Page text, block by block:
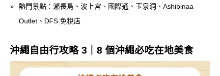
熱門景點：瀨長島、波上宮、國際通、玉泉洞、Ashibinaa
Outlet、DFS 免稅店
沖繩自由行攻略 3｜8 個沖繩必吃在地美食